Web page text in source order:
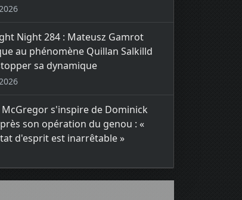
Night 284 : Mateusz Gamrot
au phénomène Quillan Salkilld
sa dynamique
s'inspire de Dominick
son opération du genou : «
d'esprit est inarrêtable »